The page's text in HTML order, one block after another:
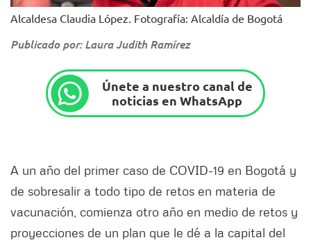
Alcaldesa Claudia López. Fotografía: Alcaldía de Bogotá
Publicado por: Laura Judith Ramírez
Únete a nuestro canal de
noticias en WhatsApp
A un año del primer caso de COVID-19 en Bogotá y
de sobresalir a todo tipo de retos en materia de
vacunación, comienza otro año en medio de retos y
proyecciones de un plan que le dé a la capital del